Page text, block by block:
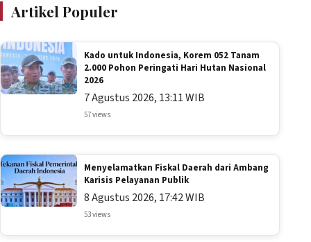
Artikel Populer
Kado untuk Indonesia, Korem 052 Tanam
2.000 Pohon Peringati Hari Hutan Nasional
2026
7 Agustus 2026, 13:11 WIB
57 views
Menyelamatkan Fiskal Daerah dari Ambang
Karisis Pelayanan Publik
8 Agustus 2026, 17:42 WIB
53 views